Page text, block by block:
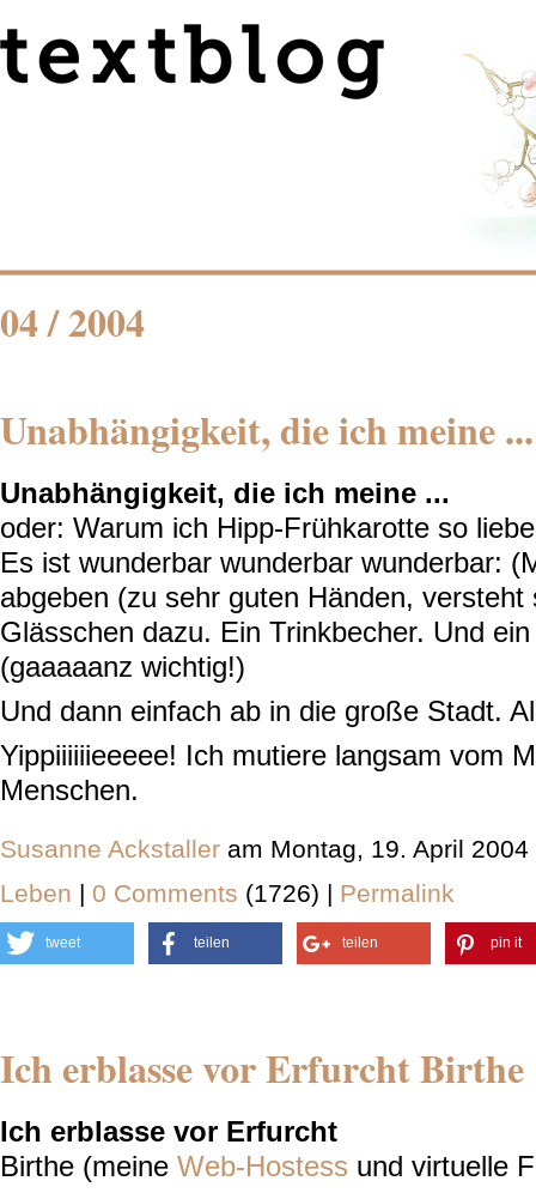
04 / 2004
Unabhängigkeit, die ich meine ...
Unabhängigkeit, die ich meine ...
oder: Warum ich Hipp-Frühkarotte so
Es ist wunderbar wunderbar wunderbar:
abgeben (zu sehr guten Händen, versteht
Glässchen dazu. Ein Trinkbecher. Und
(gaaaaanz wichtig!)
Und dann einfach ab in die große Stadt.
Yippiiiiiieeeee! Ich mutiere langsam vom
Menschen.
Susanne Ackstaller am Montag, 19. April 2004
Leben | 0 Comments (1726) | Permalink
tweet teilen teilen pin it
Ich erblasse vor Erfurcht Birthe
Ich erblasse vor Erfurcht
Birthe (meine Web-Hostess und virtuelle